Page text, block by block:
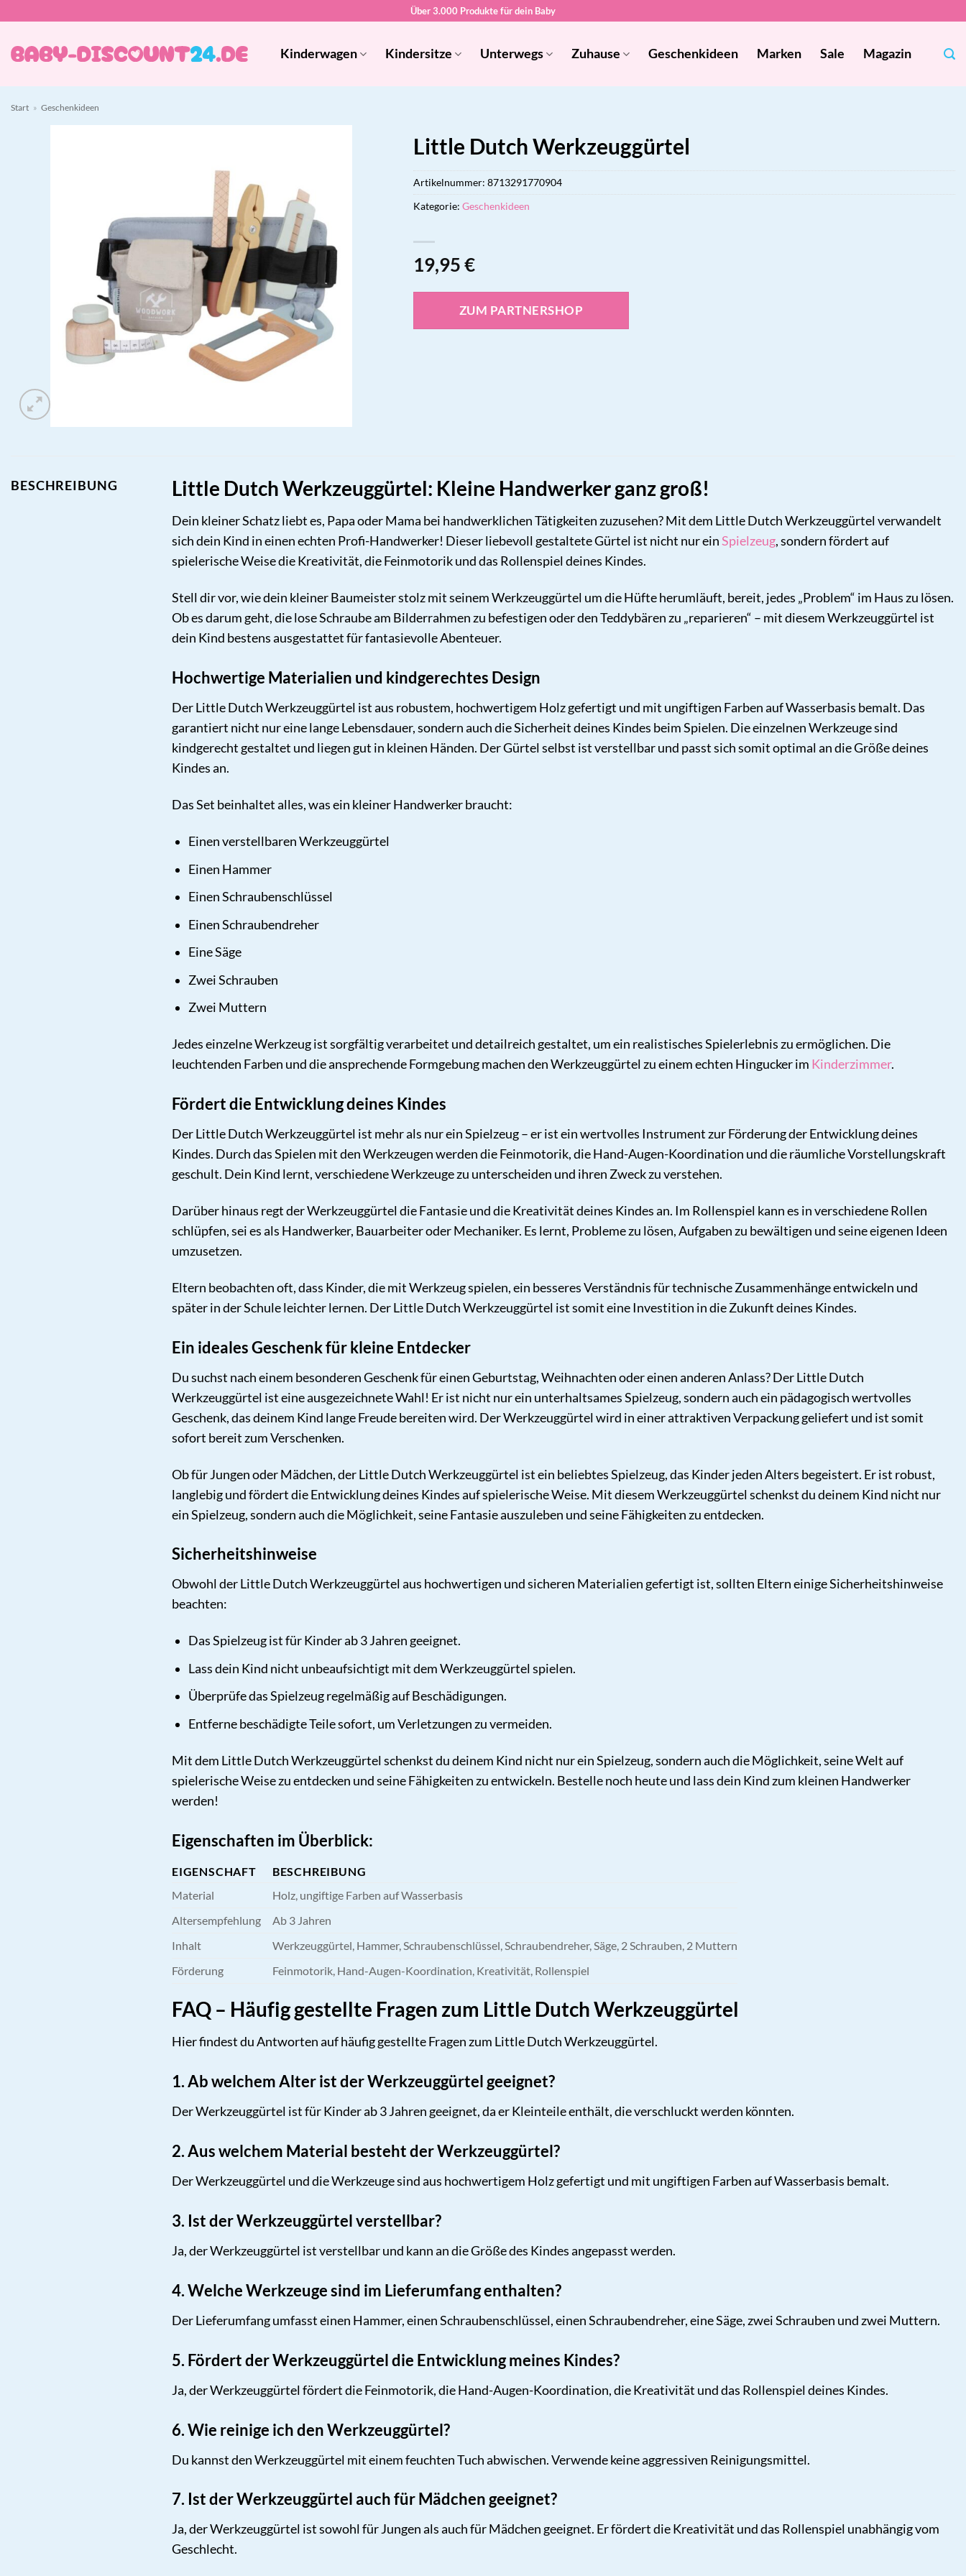
springen
Über 3.000 Produkte für dein Baby
Kinderwagen Kindersitze Unterwegs Zuhause Geschenkideen Marken Sale Magazin
Start » Geschenkideen
Little Dutch Werkzeuggürtel
19,95€
ZUM PARTNERSHOP
Artikelnummer: 8713291770904
Kategorie: Geschenkideen
BESCHREIBUNG Little Dutch Werkzeuggürtel: Kleine Handwerker ganz groß!
Dein kleiner Schatz liebt es, Papa oder Mama bei handwerklichen Tätigkeiten zuzusehen? Mit dem Little Dutch Werkzeuggürtel verwandelt
sich dein Kind in einen echten Profi-Handwerker! Dieser liebevoll gestaltete Gürtel ist nicht nur einSpielzeug, sondern fördert auf
spielerische Weise die Kreativität, die Feinmotorik und das Rollenspiel deines Kindes.
Stell dir vor, wie dein kleiner Baumeister stolz mit seinem Werkzeuggürtel um die Hüfte herumläuft, bereit, jedes „Problem“ im Haus zu lösen.
Ob es darum geht, die lose Schraube am Bilderrahmen zu befestigen oder den Teddybären zu „reparieren“ – mit diesem Werkzeuggürtel ist
dein Kind bestens ausgestattet für fantasievolle Abenteuer.
Hochwertige Materialien und kindgerechtes Design
Der Little Dutch Werkzeuggürtel ist aus robustem, hochwertigem Holz gefertigt und mit ungiftigen Farben auf Wasserbasis bemalt. Das
garantiert nicht nur eine lange Lebensdauer, sondern auch die Sicherheit deines Kindes beim Spielen. Die einzelnen Werkzeuge sind
kindgerecht gestaltet und liegen gut in kleinen Händen. Der Gürtel selbst ist verstellbar und passt sich somit optimal an die Größe deines
Kindes an.
Das Set beinhaltet alles, was ein kleiner Handwerker braucht:
Einen verstellbaren Werkzeuggürtel
Einen Hammer
Einen Schraubenschlüssel
Einen Schraubendreher
Eine Säge
Zwei Schrauben
Zwei Muttern
Jedes einzelne Werkzeug ist sorgfältig verarbeitet und detailreich gestaltet, um ein realistisches Spielerlebnis zu ermöglichen. Die
leuchtenden Farben und die ansprechende Formgebung machen den Werkzeuggürtel zu einem echten Hingucker im Kinderzimmer.
Fördert die Entwicklung deines Kindes
Der Little Dutch Werkzeuggürtel ist mehr als nur ein Spielzeug – er ist ein wertvolles Instrument zur Förderung der Entwicklung deines
Kindes. Durch das Spielen mit den Werkzeugen werden die Feinmotorik, die Hand-Augen-Koordination und die räumliche Vorstellungskraft
geschult. Dein Kind lernt, verschiedene Werkzeuge zu unterscheiden und ihren Zweck zu verstehen.
Darüber hinaus regt der Werkzeuggürtel die Fantasie und die Kreativität deines Kindes an. Im Rollenspiel kann es in verschiedene Rollen
schlüpfen, sei es als Handwerker, Bauarbeiter oder Mechaniker. Es lernt, Probleme zu lösen, Aufgaben zu bewältigen und seine eigenen Ideen
umzusetzen.
Eltern beobachten oft, dass Kinder, die mit Werkzeug spielen, ein besseres Verständnis für technische Zusammenhänge entwickeln und
später in der Schule leichter lernen. Der Little Dutch Werkzeuggürtel ist somit eine Investition in die Zukunft deines Kindes.
Ein ideales Geschenk für kleine Entdecker
Du suchst nach einem besonderen Geschenk für einen Geburtstag, Weihnachten oder einen anderen Anlass? Der Little Dutch
Werkzeuggürtel ist eine ausgezeichnete Wahl! Er ist nicht nur ein unterhaltsames Spielzeug, sondern auch ein pädagogisch wertvolles
Geschenk, das deinem Kind lange Freude bereiten wird. Der Werkzeuggürtel wird in einer attraktiven Verpackung geliefert und ist somit
sofort bereit zum Verschenken.
Ob für Jungen oder Mädchen, der Little Dutch Werkzeuggürtel ist ein beliebtes Spielzeug, das Kinder jeden Alters begeistert. Er ist robust,
langlebig und fördert die Entwicklung deines Kindes auf spielerische Weise. Mit diesem Werkzeuggürtel schenkst du deinem Kind nicht nur
ein Spielzeug, sondern auch die Möglichkeit, seine Fantasie auszuleben und seine Fähigkeiten zu entdecken.
Sicherheitshinweise
Obwohl der Little Dutch Werkzeuggürtel aus hochwertigen und sicheren Materialien gefertigt ist, sollten Eltern einige Sicherheitshinweise
beachten:
Das Spielzeug ist für Kinder ab 3 Jahren geeignet.
Lass dein Kind nicht unbeaufsichtigt mit dem Werkzeuggürtel spielen.
Überprüfe das Spielzeug regelmäßig auf Beschädigungen.
Entferne beschädigte Teile sofort, um Verletzungen zu vermeiden.
Mit dem Little Dutch Werkzeuggürtel schenkst du deinem Kind nicht nur ein Spielzeug, sondern auch die Möglichkeit, seine Welt auf
spielerische Weise zu entdecken und seine Fähigkeiten zu entwickeln. Bestelle noch heute und lass dein Kind zum kleinen Handwerker
werden!
Eigenschaften im Überblick:
EIGENSCHAFT
BESCHREIBUNG
Material
Holz, ungiftige Farben auf Wasserbasis
Altersempfehlung
Ab 3 Jahren
Inhalt
Werkzeuggürtel, Hammer, Schraubenschlüssel, Schraubendreher, Säge, 2 Schrauben, 2 Muttern
Förderung
Feinmotorik, Hand-Augen-Koordination, Kreativität, Rollenspiel
FAQ – Häufig gestellte Fragen zum Little Dutch Werkzeuggürtel
Hier findest du Antworten auf häufig gestellte Fragen zum Little Dutch Werkzeuggürtel.
1. Ab welchem Alter ist der Werkzeuggürtel geeignet?
Der Werkzeuggürtel ist für Kinder ab 3 Jahren geeignet, da er Kleinteile enthält, die verschluckt werden könnten.
2. Aus welchem Material besteht der Werkzeuggürtel?
Der Werkzeuggürtel und die Werkzeuge sind aus hochwertigem Holz gefertigt und mit ungiftigen Farben auf Wasserbasis bemalt.
3. Ist der Werkzeuggürtel verstellbar?
Ja, der Werkzeuggürtel ist verstellbar und kann an die Größe des Kindes angepasst werden.
4. Welche Werkzeuge sind im Lieferumfang enthalten?
Der Lieferumfang umfasst einen Hammer, einen Schraubenschlüssel, einen Schraubendreher, eine Säge, zwei Schrauben und zwei Muttern.
5. Fördert der Werkzeuggürtel die Entwicklung meines Kindes?
Ja, der Werkzeuggürtel fördert die Feinmotorik, die Hand-Augen-Koordination, die Kreativität und das Rollenspiel deines Kindes.
6. Wie reinige ich den Werkzeuggürtel?
Du kannst den Werkzeuggürtel mit einem feuchten Tuch abwischen. Verwende keine aggressiven Reinigungsmittel.
7. Ist der Werkzeuggürtel auch für Mädchen geeignet?
Ja, der Werkzeuggürtel ist sowohl für Jungen als auch für Mädchen geeignet. Er fördert die Kreativität und das Rollenspiel unabhängig vom
Geschlecht.